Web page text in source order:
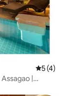
5 de
5 (4)
|